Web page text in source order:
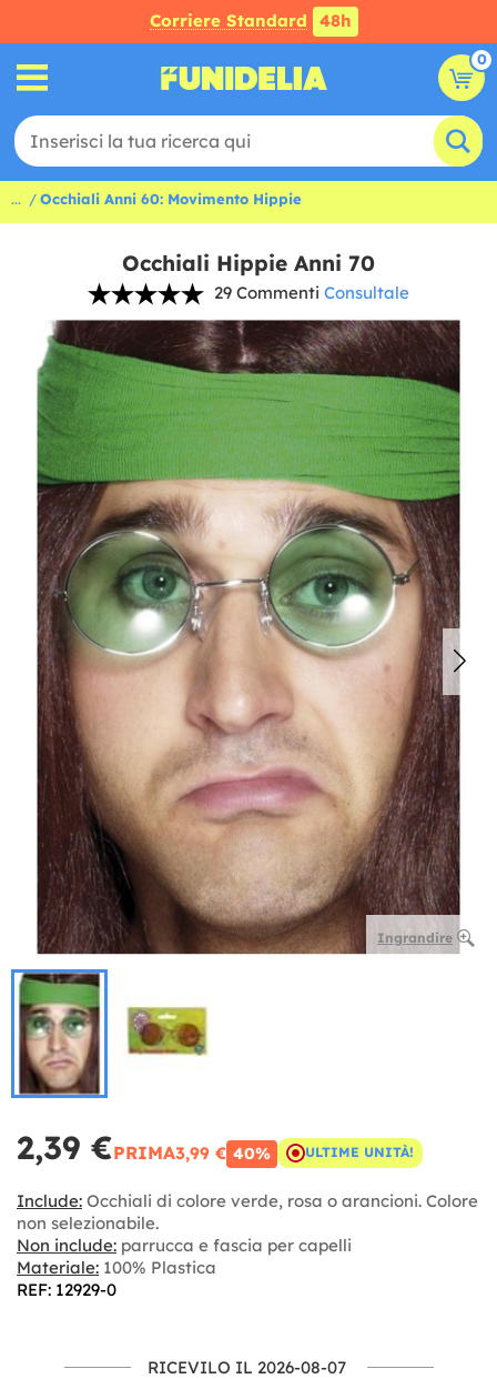
Corriere Standard 48h
0
... Occhiali Anni 60: Movimento Hippie
Occhiali Hippie Anni 70
29 Commenti Consultale
Ingrandire
2,39 €PRIMA3,99 € 40% ULTIME UNITÀ!
Include: Occhiali di colore verde, rosa o arancioni. Colore
non selezionabile.
Non include: parrucca e fascia per capelli
Materiale: 100% Plastica
REF: 12929-0
RICEVILO IL 2026-08-07